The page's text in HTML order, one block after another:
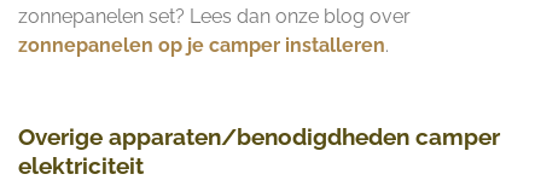
zonnepanelen set? Lees dan onze blog over
zonnepanelen op je camper installeren.
Overige apparaten/benodigdheden camper
elektriciteit